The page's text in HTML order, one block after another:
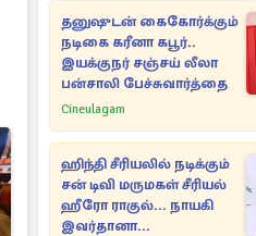
தனுஷுடன் கைகோர்க்கும்
நடிகை கரீனா கபூர்..
இயக்குநர் சஞ்சய் லீலா
பன்சாலி பேச்சுவார்த்தை
Cineulagam
ஹிந்தி சீரியலில் நடிக்கும்
சன் டிவி மருமகள் சீரியல்
ஹீரோ ராகுல்... நாயகி
இவர்தானா...